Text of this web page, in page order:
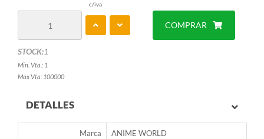
c/iva
STOCK:1
Min. Vta.: 1
Max Vta: 100000
COMPRAR
DETALLES
Marca ANIME WORLD